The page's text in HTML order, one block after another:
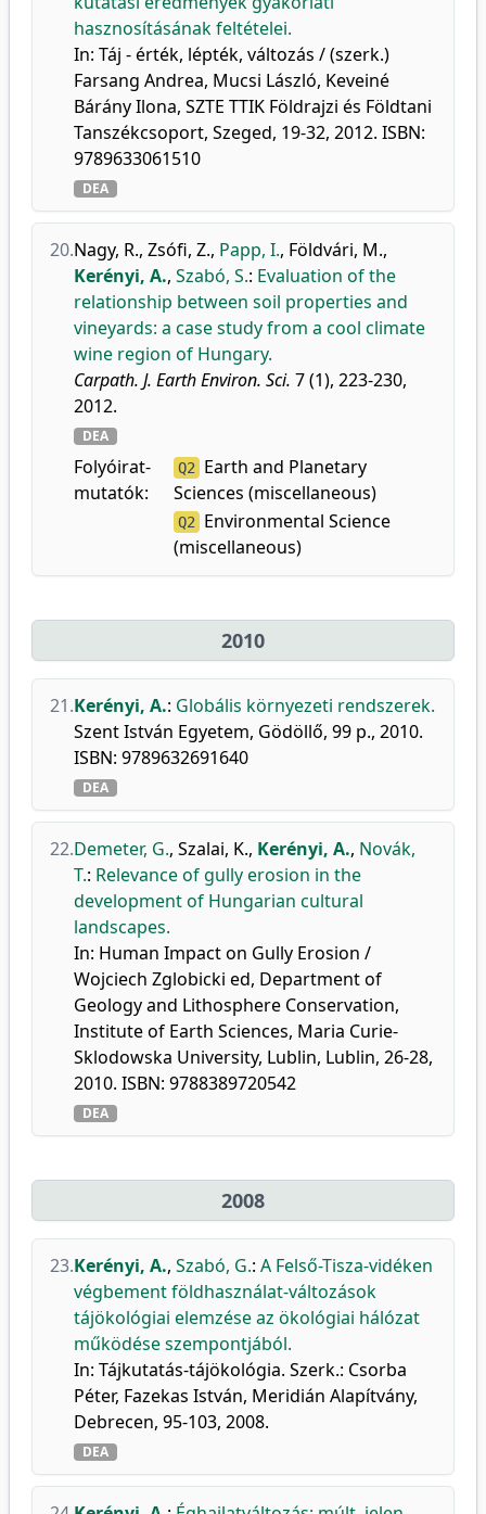
hasznosításának feltételei.
In: Táj - érték, lépték, változás / (szerk.)
Farsang Andrea, Mucsi László, Keveiné
Bárány Ilona, SZTE TTIK Földrajzi és Földtani
Tanszékcsoport, Szeged, 19-32, 2012. ISBN:
9789633061510
DEA
20.Nagy, R., Zsófi, Z., Papp, I., Földvári, M.,
Kerényi, A., Szabó, S.: Evaluation of the
relationship between soil properties and
vineyards: a case study from a cool climate
wine region of Hungary.
Carpath. J. Earth Environ. Sci. 7 (1), 223-230,
2012.
DEA
Folyóirat-
mutatók:
Q2 Earth and Planetary
Sciences (miscellaneous)
Q2 Environmental Science
(miscellaneous)
2010
21.Kerényi, A.: Globális környezeti rendszerek.
Szent István Egyetem, Gödöllő, 99 p., 2010.
ISBN: 9789632691640
DEA
22.Demeter, G., Szalai, K., Kerényi, A., Novák,
T.: Relevance of gully erosion in the
development of Hungarian cultural
landscapes.
In: Human Impact on Gully Erosion /
Wojciech Zglobicki ed, Department of
Geology and Lithosphere Conservation,
Institute of Earth Sciences, Maria Curie-
Sklodowska University, Lublin, Lublin, 26-28,
2010. ISBN: 9788389720542
DEA
2008
23.Kerényi, A., Szabó, G.: A Felső-Tisza-vidéken
végbement földhasználat-változások
tájökológiai elemzése az ökológiai hálózat
működése szempontjából.
In: Tájkutatás-tájökológia. Szerk.: Csorba
Péter, Fazekas István, Meridián Alapítvány,
Debrecen, 95-103, 2008.
DEA